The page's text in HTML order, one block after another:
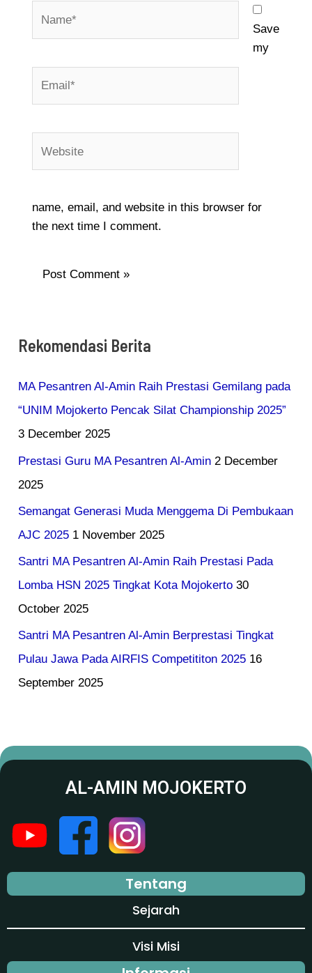
Save
my
name, email, and website in this browser for
the next time I comment.
Rekomendasi Berita
MA Pesantren Al-Amin Raih Prestasi Gemilang pada
“UNIM Mojokerto Pencak Silat Championship 2025”
3 December 2025
Prestasi Guru MA Pesantren Al-Amin 2 December
2025
Semangat Generasi Muda Menggema Di Pembukaan
AJC 2025 1 November 2025
Santri MA Pesantren Al-Amin Raih Prestasi Pada
Lomba HSN 2025 Tingkat Kota Mojokerto 30
October 2025
Santri MA Pesantren Al-Amin Berprestasi Tingkat
Pulau Jawa Pada AIRFIS Competititon 2025 16
September 2025
AL-AMIN MOJOKERTO
Tentang
Sejarah
Visi Misi